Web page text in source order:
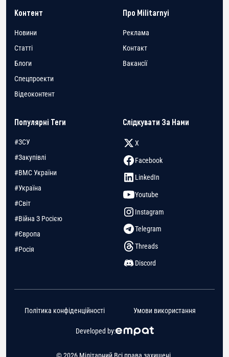
Контент
Новини
Статті
Блоги
Спецпроекти
Відеоконтент
Про Militarnyi
Реклама
Контакт
Вакансії
Популярні Теги
#ЗСУ
#Закупівлі
#ВМС України
#Україна
#Світ
#Війна З Росією
#Європа
#Росія
Слідкувати За Нами
X
Facebook
LinkedIn
Youtube
Instagram
Telegram
Threads
Discord
Developed by:
Політика конфіденційності Умови використання